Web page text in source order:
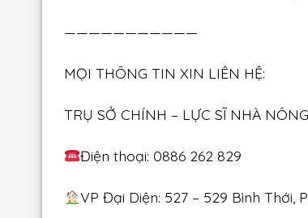
———————————
MỌI THÔNG TIN XIN LIÊN HỆ:
TRỤ SỞ CHÍNH – LỰC SĨ NHÀ NÔNG
Điện thoại: 0886 262 829
VP Đại Diện: 527 – 529 Bình Thới,